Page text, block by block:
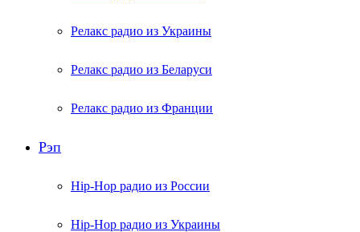
Релакс радио из Украины
Релакс радио из Беларуси
Релакс радио из Франции
Рэп
Hip-Hop радио из России
Hip-Hop радио из Украины